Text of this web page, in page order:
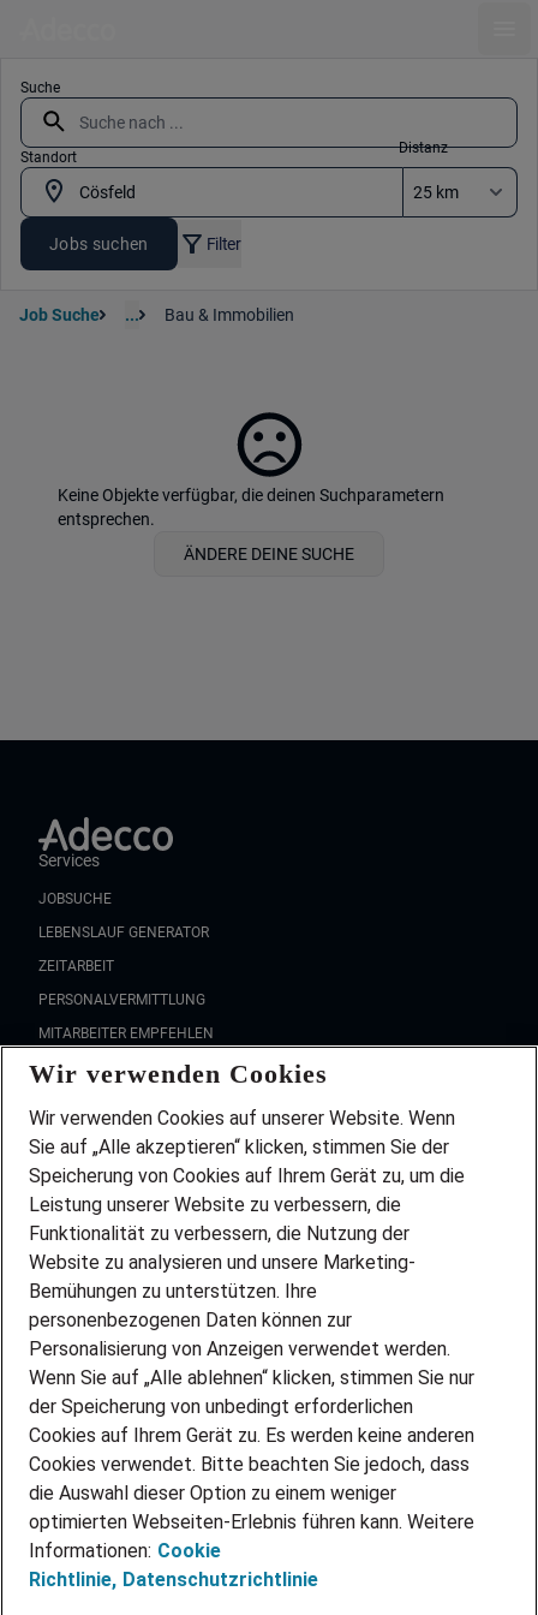
Suche
Standort
Distanz
Jobs suchen Filter
Job Suche ... Bau & Immobilien
Keine Objekte verfügbar, die deinen Suchparametern
entsprechen.
ÄNDERE DEINE SUCHE
Services
JOBSUCHE
LEBENSLAUF GENERATOR
ZEITARBEIT
PERSONALVERMITTLUNG
MITARBEITER EMPFEHLEN
FAQ
Wir stellen ein!
DEINE BERUFSGRUPPE
DEINE LEBENSSITUATION
PARTNERSHIP WITH AIRBUS
INITIATIV BEWERBEN
ÜBER UNS
STANDORTE
BLOG
PRESSE
KONTAKT
@Adecco 2026
IMPRESSUM
DATENSCHUTZ
Wir verwenden Cookies
Wir verwenden Cookies auf unserer Website. Wenn
Sie auf „Alle akzeptieren“ klicken, stimmen Sie der
Speicherung von Cookies auf Ihrem Gerät zu, um die
Leistung unserer Website zu verbessern, die
Funktionalität zu verbessern, die Nutzung der
Website zu analysieren und unsere Marketing-
Bemühungen zu unterstützen. Ihre
personenbezogenen Daten können zur
Personalisierung von Anzeigen verwendet werden.
Wenn Sie auf „Alle ablehnen“ klicken, stimmen Sie nur
der Speicherung von unbedingt erforderlichen
Cookies auf Ihrem Gerät zu. Es werden keine anderen
Cookies verwendet. Bitte beachten Sie jedoch, dass
die Auswahl dieser Option zu einem weniger
optimierten Webseiten-Erlebnis führen kann. Weitere
Informationen: Cookie
Richtlinie, Datenschutzrichtlinie